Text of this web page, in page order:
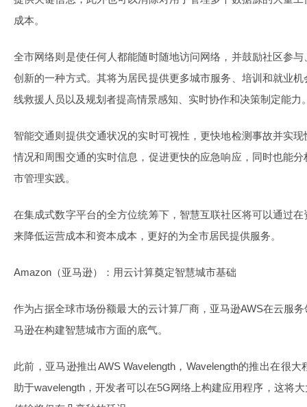
成本。
全市网络则是使任何人都能随时随地访问网络，并鼓励社区参
创新的一种方式。其将为居民提供更多城市服务、培训和就业
线救援人员以及规划者提高情景感知、实时协作和决策制定能力
智能交通则提供交通状况的实时可视性，更快地检测事故并实
情况和周围交通的实时信息，促进更快的应急响应，同时也能
市管理实践。
在集成式数字平台的全方位统筹下，智慧互联社区将可以通过
来降低运营成本和资本成本，更好的为全市居民提供服务。
Amazon（亚马逊）：用云计算奠定智慧城市基础
作为占据全球市场份额最大的云计算厂商，亚马逊AWS在云服
马逊在构建智慧城市方面的底气。
此前，亚马逊推出AWS Wavelength，Wavelength的推出在很
助于wavelength，开发者可以在5G网络上构建应用程序，这将